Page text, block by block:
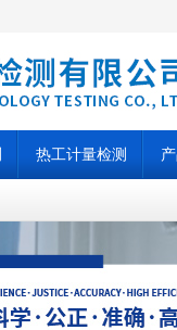
热工计量检测